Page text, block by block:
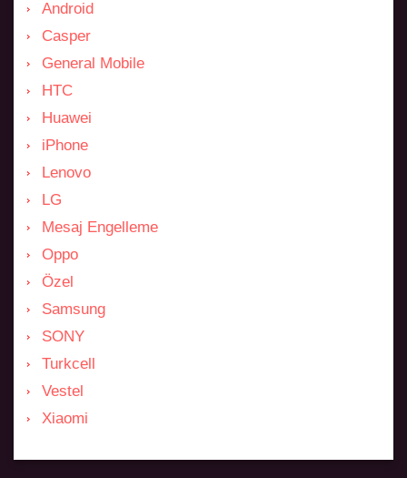
Android
Casper
General Mobile
HTC
Huawei
iPhone
Lenovo
LG
Mesaj Engelleme
Oppo
Özel
Samsung
SONY
Turkcell
Vestel
Xiaomi